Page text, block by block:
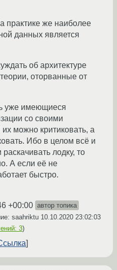
практике же наиболее
данных является
об архитектуре
оторванные от
уже имеющиеся
со своими
можно критиковать, а
Ибо в целом всё и
раскачивать лодку, то
А если её не
быстро.
+00:00 автор топика
saahriktu 10.10.2020 23:02:03
3)